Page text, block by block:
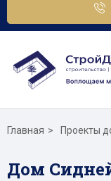
Главная Проекты
Дом